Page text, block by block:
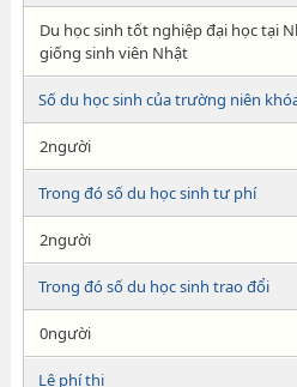
Du học sinh tốt nghiệp đại học tại
giống sinh viên Nhật
Số du học sinh của trường niên
2người
Trong đó số du học sinh tư phí
2người
Trong đó số du học sinh trao đổi
0người
Lệ phí thi